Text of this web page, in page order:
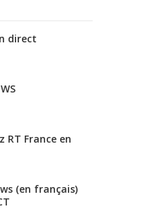
direct
RT France en
(en français)